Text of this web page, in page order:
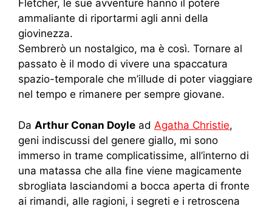
Fletcher, le sue avventure hanno il potere
ammaliante di riportarmi agli anni della
giovinezza.
Sembrerò un nostalgico, ma è così. Tornare al
passato è il modo di vivere una spaccatura
spazio-temporale che m’illude di poter viaggiare
nel tempo e rimanere per sempre giovane.
Da Arthur Conan Doyle ad Agatha Christie,
geni indiscussi del genere giallo, mi sono
immerso in trame complicatissime, all’interno di
una matassa che alla fine viene magicamente
sbrogliata lasciandomi a bocca aperta di fronte
ai rimandi, alle ragioni, i segreti e i retroscena